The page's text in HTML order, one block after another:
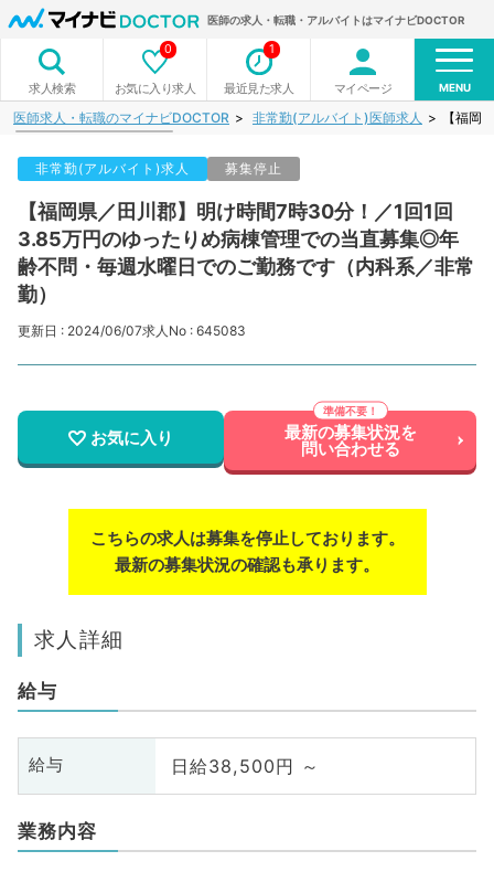
医師の求人・転職・アルバイトはマイナビDOCTOR
求人検索 お気に入り求人
0
最近見た求人
1
マイページ MENU
医師求人・転職のマイナビDOCTOR 非常勤(アルバイト)医師求人 【福岡
非常勤(アルバイト)求人 募集停止
【福岡県／田川郡】明け時間7時30分！／1回1回
3.85万円のゆったりめ病棟管理での当直募集◎年
齢不問・毎週水曜日でのご勤務です（内科系／非常
勤）
更新日 : 2024/06/07求人No : 645083
お気に入り 最新の募集状況を
問い合わせる
こちらの求人は募集を停止しております。
最新の募集状況の確認も承ります。
求人詳細
給与
給与 日給38,500円 ～
業務内容